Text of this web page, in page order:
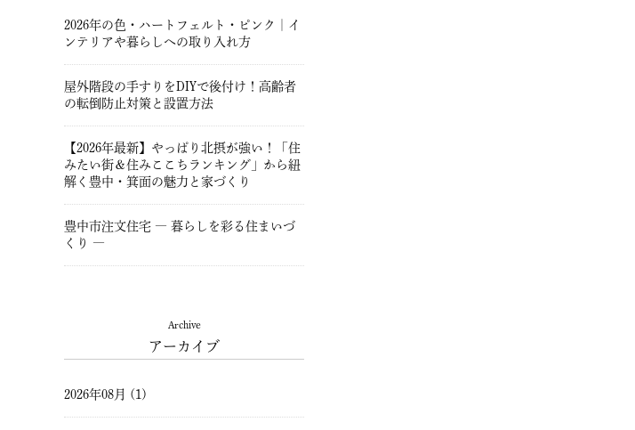
2026年の色・ハートフェルト・ピンク｜イ
ンテリアや暮らしへの取り入れ方
屋外階段の手すりをDIYで後付け！高齢者
の転倒防止対策と設置方法
【2026年最新】やっぱり北摂が強い！「住
みたい街＆住みここちランキング」から紐
解く豊中・箕面の魅力と家づくり
豊中市注文住宅 ― 暮らしを彩る住まいづ
くり ―
Archive
アーカイブ
2026年08月 (1)